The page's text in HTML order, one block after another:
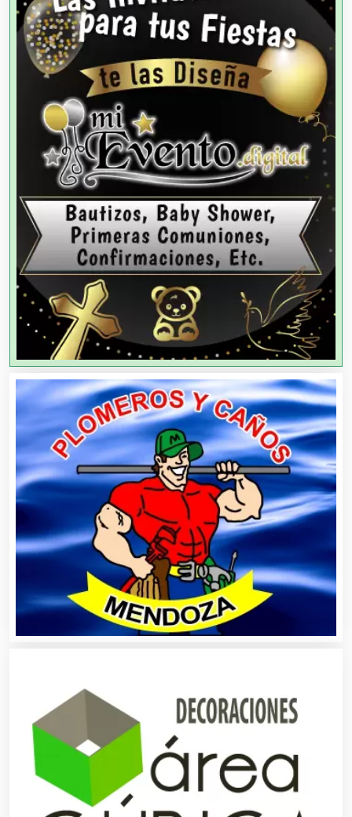
Agencias de Cobranza
Agencias de Colocación
Agencias de Modelos
Agencias de Publicidad
Agencias de Viajes
Agricultores
Agricultura y Ganadería
Agua Purificada
Aire Acondicionado
Alarmas
Alimentos
Almacenaje